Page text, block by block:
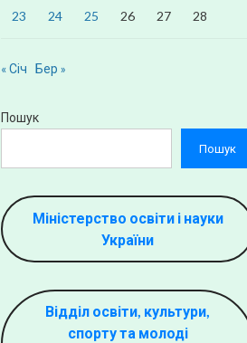
23 24 25 26 27 28
« Січ Бер »
Пошук
Пошук
Міністерство освіти і науки
України
Відділ освіти, культури,
спорту та молоді